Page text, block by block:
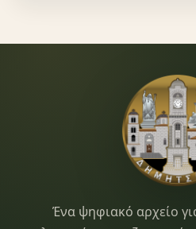
Dimitsana.gr
Ένα ψηφιακό αρχείο